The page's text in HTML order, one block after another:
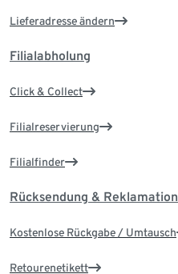
Lieferadresse ändern
Filialabholung
Click & Collect
Filialreservierung
Filialfinder
Rücksendung & Reklamation
Kostenlose Rückgabe / Umtausch
Retourenetikett